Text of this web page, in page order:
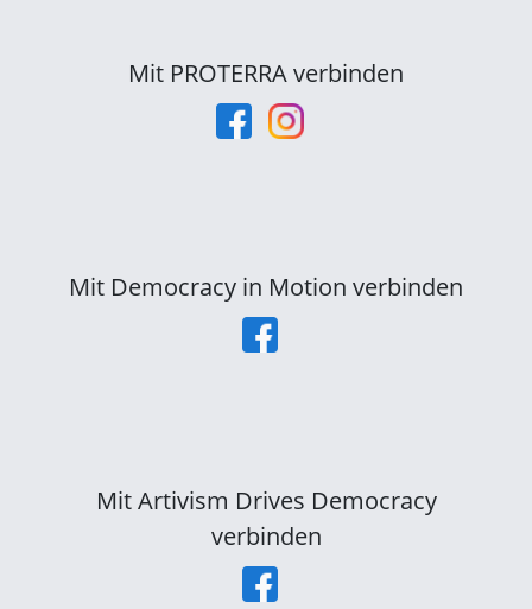
Mit PROTERRA verbinden
Mit Democracy in Motion verbinden
Mit Artivism Drives Democracy
verbinden